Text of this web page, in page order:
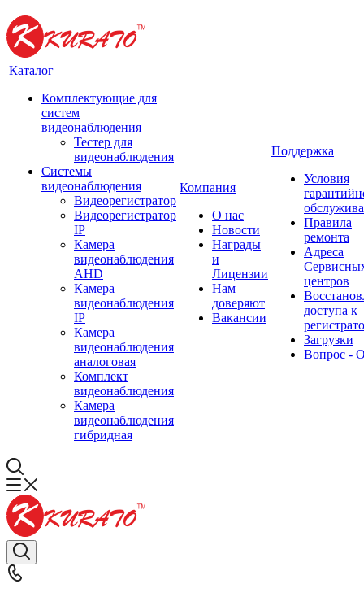
Каталог
Комплектующие для
систем
видеонаблюдения
Тестер для
видеонаблюдения
Системы
видеонаблюдения
Видеорегистратор
Видеорегистратор
IP
Камера
видеонаблюдения
AHD
Камера
видеонаблюдения
IP
Камера
видеонаблюдения
аналоговая
Комплект
видеонаблюдения
Камера
видеонаблюдения
гибридная
Компания
О нас
Новости
Награды
и
Лицензии
Нам
доверяют
Вакансии
Поддержка
Условия
Правила
ремонта
Адреса
центров
доступа к
Загрузки
Вопрос -